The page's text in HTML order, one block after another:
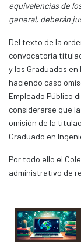
equivalencias de
general, deberán
Del texto de la
convocatoria
y los Graduados
haciendo caso
Empleado Público
considerarse que
omisión de la
Graduado en
Por todo ello el
administrativo de